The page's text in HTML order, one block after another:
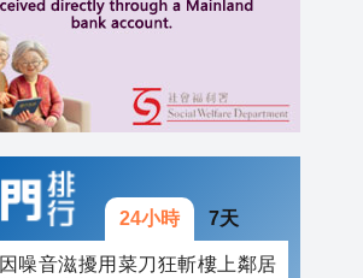
24小時 7天
因噪音滋擾用菜刀狂斬樓上鄰居